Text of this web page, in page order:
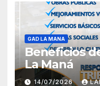
GAD LA MANA
Beneficios
La Maná
14/07/2026